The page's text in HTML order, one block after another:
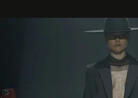
por propósitos, com um claro